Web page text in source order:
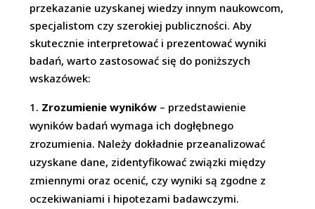
przekazanie uzyskanej wiedzy innym naukowcom,
specjalistom czy szerokiej publiczności. Aby
skutecznie interpretować i prezentować wyniki
badań, warto zastosować się do poniższych
wskazówek:
Zrozumienie wyników – przedstawienie
wyników badań wymaga ich dogłębnego
zrozumienia. Należy dokładnie przeanalizować
uzyskane dane, zidentyfikować związki między
zmiennymi oraz ocenić, czy wyniki są zgodne z
oczekiwaniami i hipotezami badawczymi.